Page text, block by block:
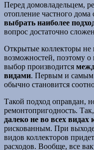
Перед домовладельцем,
отопление частного
выбрать наиболее
вопрос достаточно
Открытые коллекторы не
возможностей, поэтому
выбор производится
видами. Первым и самым
обычно становится
Такой подход оправдан,
ремонтопригодность. Так,
далеко не во всех видах
рискованным. При
видов коллекторов
расходов. Вообще, все